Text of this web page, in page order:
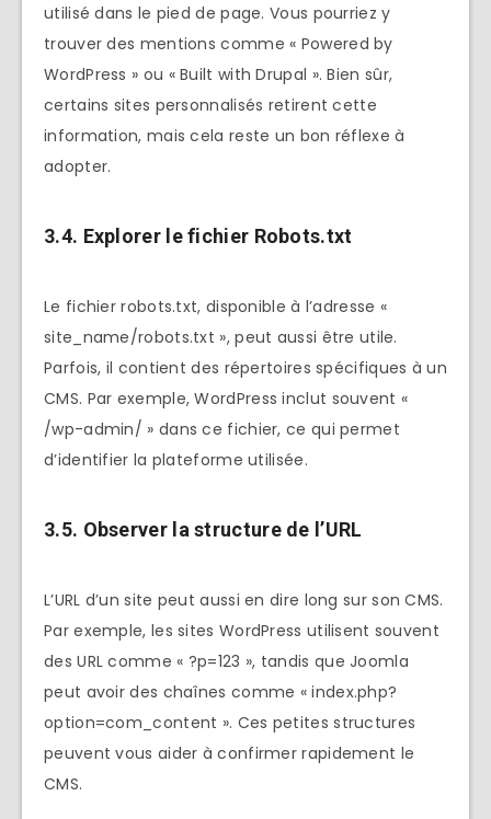
utilisé dans le pied de page. Vous pourriez y
trouver des mentions comme « Powered by
WordPress » ou « Built with Drupal ». Bien sûr,
certains sites personnalisés retirent cette
information, mais cela reste un bon réflexe à
adopter.
3.4. Explorer le fichier Robots.txt
Le fichier robots.txt, disponible à l’adresse «
site_name/robots.txt », peut aussi être utile.
Parfois, il contient des répertoires spécifiques à un
CMS. Par exemple, WordPress inclut souvent «
/wp-admin/ » dans ce fichier, ce qui permet
d’identifier la plateforme utilisée.
3.5. Observer la structure de l’URL
L’URL d’un site peut aussi en dire long sur son CMS.
Par exemple, les sites WordPress utilisent souvent
des URL comme « ?p=123 », tandis que Joomla
peut avoir des chaînes comme « index.php?
option=com_content ». Ces petites structures
peuvent vous aider à confirmer rapidement le
CMS.